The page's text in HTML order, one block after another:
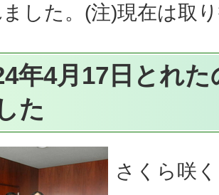
した。(注)現在は取
年4月17日とれ
た
さくら咲